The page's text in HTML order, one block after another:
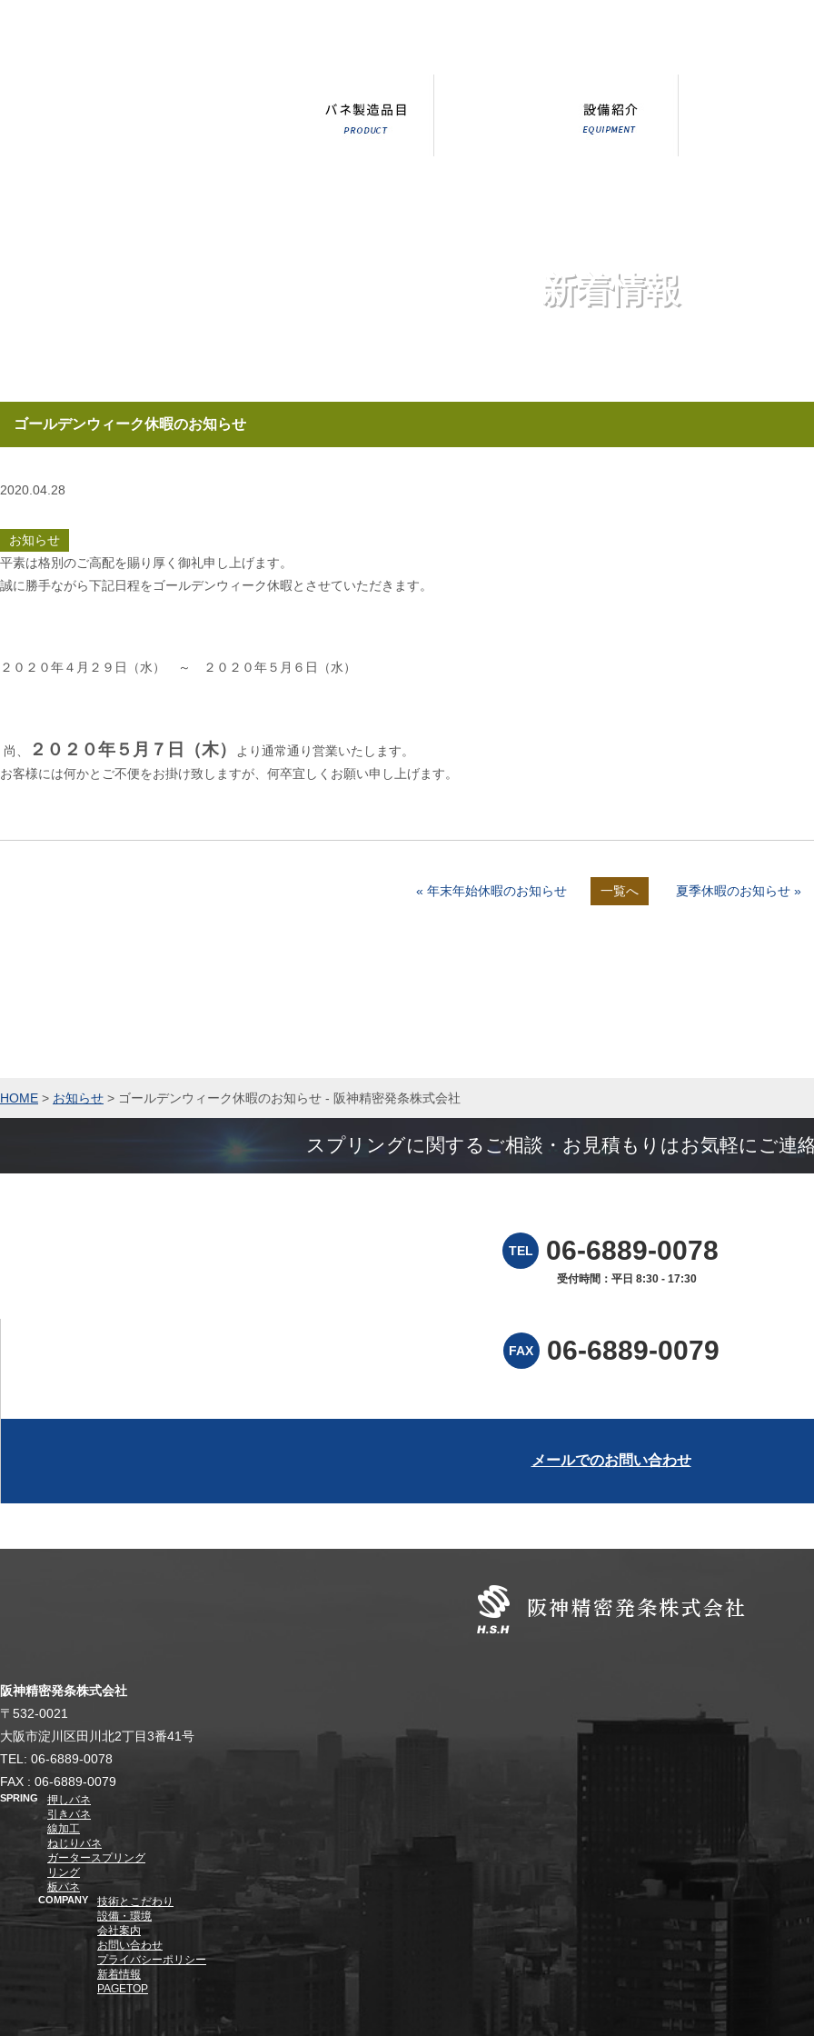
新着情報
ゴールデンウィーク休暇のお知らせ
2020.04.28
お知らせ
平素は格別のご高配を賜り厚く御礼申し上げます。
誠に勝手ながら下記日程をゴールデンウィーク休暇とさせていただきます。
２０２０年４月２９日（水） ～ ２０２０年５月６日（水）
尚、 ２０２０年５月７日（木）
より通常通り営業いたします。
お客様には何かとご不便をお掛け致しますが、何卒宜しくお願い申し上げます。
« 年末年始休暇のお知らせ 一覧へ 夏季休暇のお知らせ »
HOME > お知らせ > ゴールデンウィーク休暇のお知らせ - 阪神精密発条株式会社
スプリングに関するご相談・お見積もりはお気軽にご連
TEL 06-6889-0078
受付時間：平日 8:30 - 17:30
FAX 06-6889-0079
メールでのお問い合わせ
阪神精密発条株式会社
〒532-0021
大阪市淀川区田川北2丁目3番41号
TEL: 06-6889-0078
FAX : 06-6889-0079
SPRING
押しバネ
引きバネ
線加工
ねじりバネ
ガータースプリング
リング
板バネ
COMPANY
技術とこだわり
設備・環境
会社案内
お問い合わせ
プライバシーポリシー
新着情報
PAGETOP